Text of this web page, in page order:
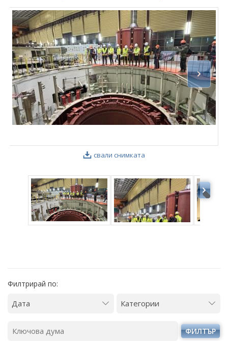
ЗАВЪРШИЛИ ПРОЦЕДУРИ ЗА ОБЩЕСТВЕНО
ОБСЪЖДАНЕ
ПАРЛАМЕНТАРЕН КОНТРОЛ
ФОТОГАЛЕРИЯ
ВИДЕОГАЛЕРИЯ
свали снимката
Филтрирай по:
ФИЛТЪР